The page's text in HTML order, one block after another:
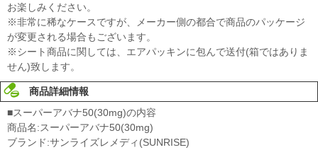
お楽しみください。
※非常に稀なケースですが、メーカー側の都合で商品のパッケージ
が変更される場合もございます。
※シート商品に関しては、エアパッキンに包んで送付(箱ではありま
せん)致します。
商品詳細情報
■スーパーアバナ50(30mg)の内容
商品名:スーパーアバナ50(30mg)
ブランド:サンライズレメディ(SUNRISE)